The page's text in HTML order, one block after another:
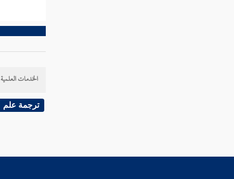
الخدمات العلمية
ترجمة علم